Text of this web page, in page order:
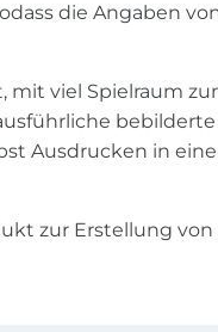
die Angaben
mit viel Spielraum
bebilderte
Ausdrucken in
zur Erstellung von